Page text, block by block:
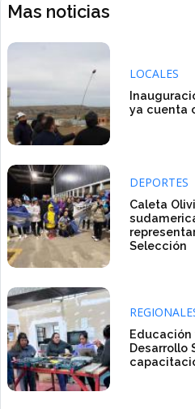
Mas noticias
LOCALES
ya cuenta
DEPORTES
Caleta
Selección
Desarrollo